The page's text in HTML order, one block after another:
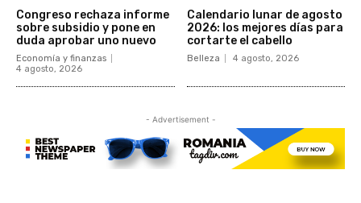
Congreso rechaza informe
sobre subsidio y pone en
duda aprobar uno nuevo
Economía y finanzas
4 agosto, 2026
Calendario lunar de agosto
2026: los mejores días para
cortarte el cabello
Belleza 4 agosto, 2026
- Advertisement -